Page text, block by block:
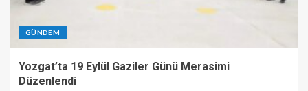
GÜNDEM
Yozgat’ta 19 Eylül Gaziler Günü Merasimi
Düzenlendi